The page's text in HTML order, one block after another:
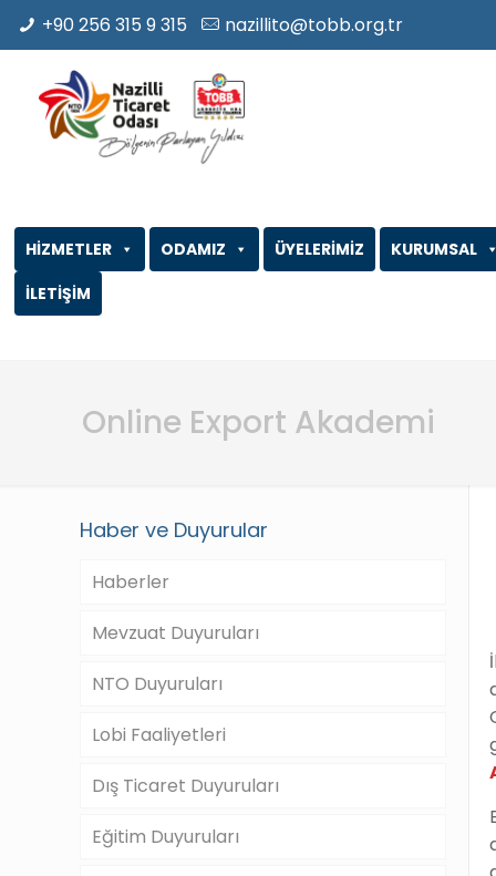
+90 256 315 9 315 nazillito@tobb.org.tr
ODAMIZ
HİZMETLER ÜYELERİMİZ
KURUMSAL
İLETİŞİM
Online Export Akademi
Haber ve Duyurular
Haberler
Mevzuat Duyuruları
NTO Duyuruları
Lobi Faaliyetleri
Dış Ticaret Duyuruları
Eğitim Duyuruları